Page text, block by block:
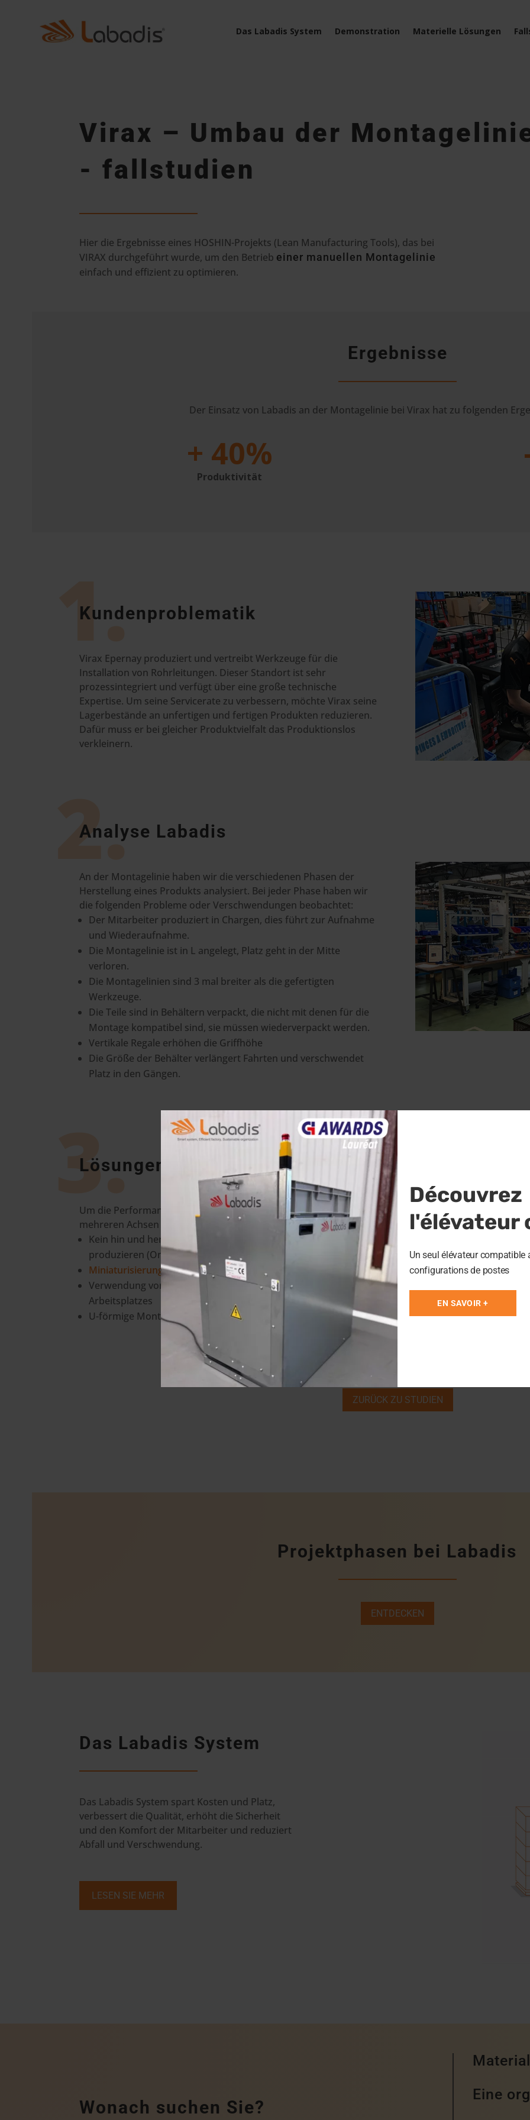
Das Labadis System Demonstration Materielle Lösungen
Virax – Umbau der
- fallstudien
Hier die Ergebnisse eines HOSHIN-Projekts (Lean Manufacturing Tools), das bei
VIRAX durchgeführt wurde, um den Betrieb einer manuellen Montagelinie
einfach und effizient zu optimieren.
Ergebnisse
Der Einsatz von Labadis an der Montagelinie bei Virax hat zu folgenden
+ 40%
Produktivität
1.
Kundenproblematik
Virax Epernay produziert und vertreibt Werkzeuge für die
Installation von Rohrleitungen. Dieser Standort ist sehr
prozessintegriert und verfügt über eine große technische
Expertise. Um seine Servicerate zu verbessern, möchte Virax seine
Lagerbestände an unfertigen und fertigen Produkten reduzieren.
Dafür muss er bei gleicher Produktvielfalt das Produktionslos
verkleinern.
2.
Analyse Labadis
An der Montagelinie haben wir die verschiedenen Phasen der
Herstellung eines Produkts analysiert. Bei jeder Phase haben wir
die folgenden Probleme oder Verschwendungen beobachtet:
Der Mitarbeiter produziert in Chargen, dies führt zur Aufnahme
und Wiederaufnahme.
Die Montagelinie ist in L angelegt, Platz geht in der Mitte
verloren.
Die Montagelinien sind 3 mal breiter als die gefertigten
Werkzeuge.
Die Teile sind in Behältern verpackt, die nicht mit denen für die
Montage kompatibel sind, sie müssen wiederverpackt werden.
Vertikale Regale erhöhen die Griffhöhe
Die Größe der Behälter verlängert Fahrten und verschwendet
Platz in den Gängen.
3.
Lösungen
Um die Performance von Virax zu verbessern, haben wir an
mehreren Achsen gearbeitet :
Kein hin und her mehr um ein Stück nach dem anderen zu
produzieren (One Piece Flow) und die Produktivität zu steigern
Miniaturisierung von Behälternund Posten
Verwendung von versetzten
Rack-Regalenzum Verdichten des
Arbeitsplatzes
U-förmige Montagelinie
ZURÜCK ZU STUDIEN
Projektphasen bei Labadis
ENTDECKEN
Das Labadis System
Das Labadis System spart Kosten und Platz,
verbessert die Qualität, erhöht die Sicherheit
und den Komfort der Mitarbeiter und reduziert
Abfall und Verschwendung.
LESEN SIE MEHR
Wonach suchen Sie?
Material
Eine
Découvrez
l'élévateur
Un seul élévateur compatible
configurations de postes
EN SAVOIR +